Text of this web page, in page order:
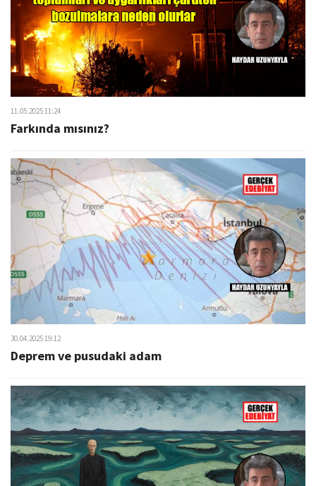
11.05.2025 11:24
Farkında mısınız?
30.04.2025 19:12
Deprem ve pusudaki adam